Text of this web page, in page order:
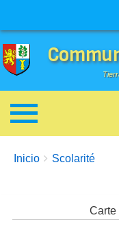
Enlaces de
You are here:
Inicio Scolarité
Carte